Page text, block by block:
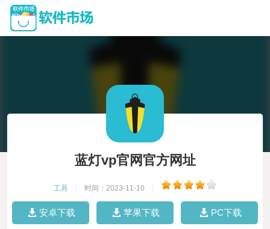
蓝灯vp官网官方网址
工具 时间：2023-11-10
安卓下载 苹果下载 PC下载